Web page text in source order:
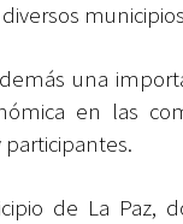
una
en las
participantes.
de La Paz,